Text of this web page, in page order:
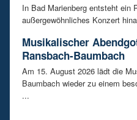
In Bad Marienberg entsteht ein
außergewöhnliches Konzert
Musikalischer
Ransbach-Baumbach
Am 15. August 2026 lädt die
Baumbach wieder zu einem
...